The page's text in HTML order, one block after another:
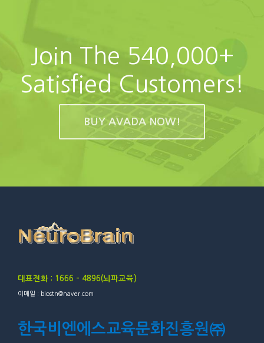
Join The 540,000+
Satisfied Customers!
BUY AVADA NOW!
대표전화 : 1666 – 4896(뇌파교육)
이메일 : biostn@naver.com
한국비엔에스교육문화진흥원㈜